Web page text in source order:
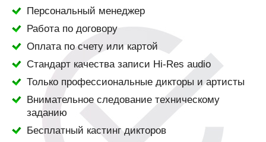
Персональный менеджер
Работа по договору
Оплата по счету или картой
Стандарт качества записи Hi-Res audio
Только профессиональные дикторы и артисты
Внимательное следование техническому
заданию
Бесплатный кастинг дикторов